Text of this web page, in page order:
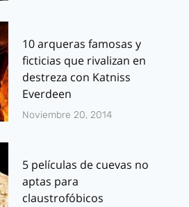
10 arqueras famosas y
ficticias que rivalizan en
destreza con Katniss
Everdeen
Noviembre 20, 2014
5 películas de cuevas no
aptas para
claustrofóbicos